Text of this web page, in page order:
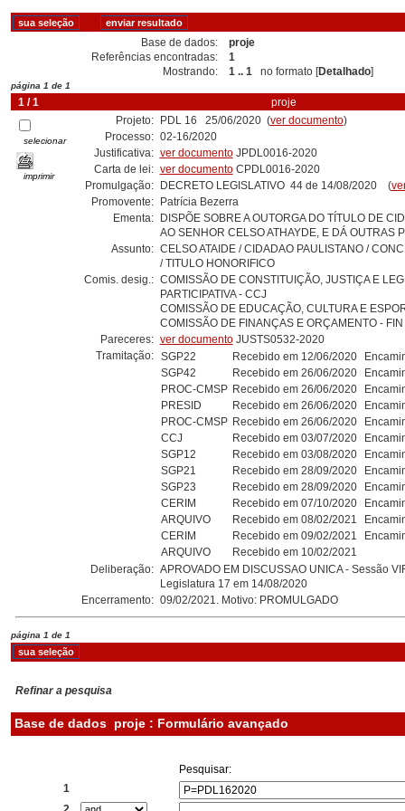
Base de dados:
proje
Referências encontradas:
1
Mostrando:
1 .. 1 no formato [Detalhado]
página 1 de 1
1 / 1 proje
selecionar
imprimir
Projeto: PDL 16 25/06/2020 (ver documento)
Processo: 02-16/2020
Justificativa: ver documentoJPDL0016-2020
Carta de lei: ver documentoCPDL0016-2020
Promulgação:
DECRETO LEGISLATIVO 44 de 14/08/2020 (
Promovente:
Patrícia Bezerra
Ementa:
DISPÕE SOBRE A OUTORGA DO TÍTULO DE
AO SENHOR CELSO ATHAYDE, E DÁ OUTRAS
Assunto: CELSO ATAIDE / CIDADAO PAULISTANO /
/ TITULO HONORIFICO
Comis. desig.: COMISSÃO DE CONSTITUIÇÃO, JUSTIÇA E
PARTICIPATIVA - CCJ
COMISSÃO DE EDUCAÇÃO, CULTURA E
COMISSÃO DE FINANÇAS E ORÇAMENTO - FIN
Pareceres: ver documentoJUSTS0532-2020
Tramitação:
SGP22 Recebido em 12/06/2020
SGP42
Recebido em 26/06/2020
PROC-CMSP Recebido em 26/06/2020
PRESID
Recebido em 26/06/2020
PROC-CMSP Recebido em 26/06/2020
CCJ
Recebido em 03/07/2020
SGP12
Recebido em 03/08/2020
SGP21
Recebido em 28/09/2020
SGP23
Recebido em 28/09/2020
CERIM
Recebido em 07/10/2020
ARQUIVO
Recebido em 08/02/2021
CERIM
Recebido em 09/02/2021
ARQUIVO
Recebido em 10/02/2021
Deliberação: APROVADO EM DISCUSSAO UNICA - Sessão
Legislatura 17 em 14/08/2020
Encerramento: 09/02/2021. Motivo: PROMULGADO
página 1 de 1
Refinar a pesquisa
Base de dados proje : Formulário avançado
Pesquisar:
1